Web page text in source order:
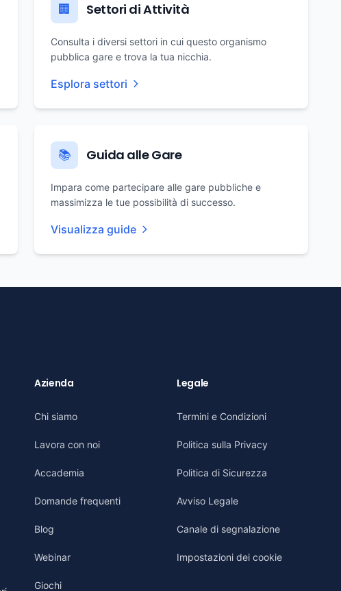
🏢 Settori di Attività
Consulta i diversi settori in cui questo organismo
pubblica gare e trova la tua nicchia.
Esplora settori
📚 Guida alle Gare
Impara come partecipare alle gare pubbliche e
massimizza le tue possibilità di successo.
Visualizza guide
Azienda
Chi siamo
Lavora con noi
Accademia
Domande frequenti
Blog
Webinar
Giochi
Legale
Termini e Condizioni
Politica sulla Privacy
Politica di Sicurezza
Avviso Legale
Canale di segnalazione
Impostazioni dei cookie